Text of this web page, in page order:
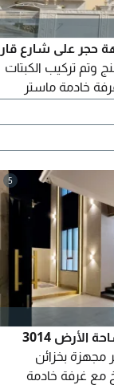
حجر على شارع قار
مع دريسنج وتم تركيب الكبتات
خادمة ماستر
واسع مع مضلة
5
للإيجار فيلا في الحليو 2 جديدة أول ساكن مساحة الأرض 3014
غرف نوم ماستر مجهزة بخزائن
غرفة خادمة